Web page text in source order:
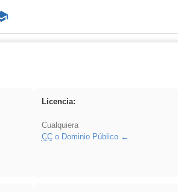
Licencia:
Cualquiera
CCo Dominio Público